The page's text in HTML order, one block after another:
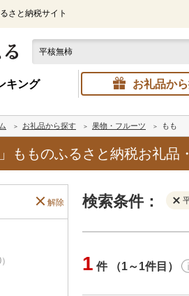
さと納税サイト
キング お礼品か
お礼品から探す 果物・フルーツ もも
」もものふるさと納税お礼品
解除 検索条件：
1 件 （1～1件目）